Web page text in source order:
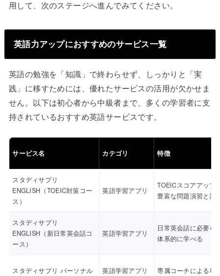
用して、次のステージへ進んでみてください。
英語力アップにおすすめのサービス一覧
英語の勉強を「知識」で終わらせず、しっかりと「実
践」に移すためには、優れたサービスの活用が欠かせま
せん。以下は初心者から中級者まで、多くの学習者に支
持されているおすすめ英語サービスです。
サービス名 カテゴリ 特徴
スタディサプリ
ENGLISH（TOEIC対策コー
ス）
英語学習アプリ
TOEICスコアアップ
豊富な問題演習と講
スタディサプリ
ENGLISH（新日常英会話コ
ース）
英語学習アプリ
日常英会話に必要な
体系的に学べる
スタディサプリ パーソナル
英語学習アプリ
専属コーチによる毎